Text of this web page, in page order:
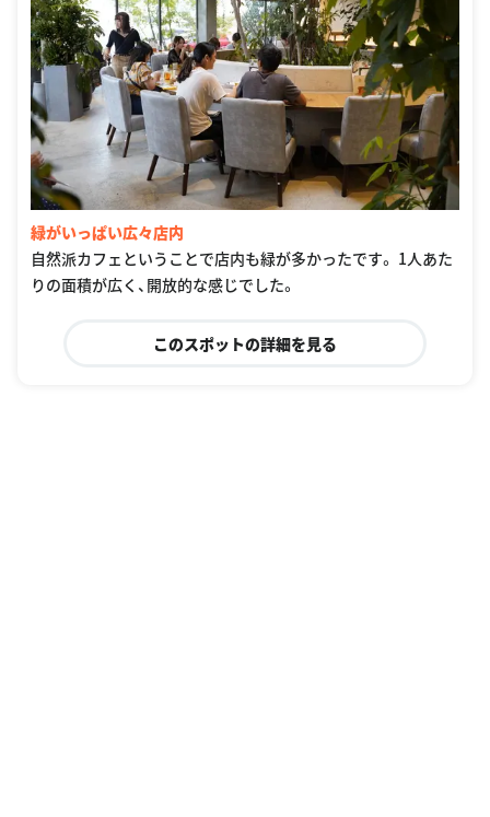
緑がいっぱい広々店内
自然派カフェということで店内も緑が多かったです。 1人あた
りの面積が広く、開放的な感じでした。
このスポットの詳細を見る